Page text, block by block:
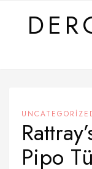
content
Pipo